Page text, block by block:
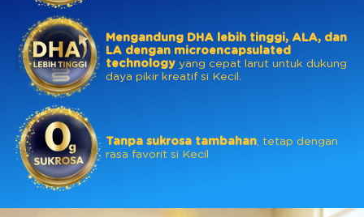
Mengandung DHA lebih tinggi, ALA, dan
LA dengan microencapsulated
technology yang cepat larut untuk dukung
daya pikir kreatif si Kecil.
Tanpa sukrosa tambahan, tetap dengan
rasa favorit si Kecil